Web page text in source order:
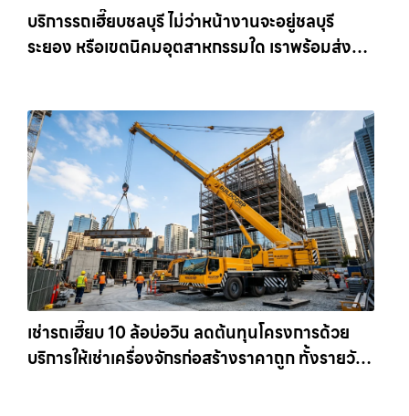
บริการรถเฮี๊ยบชลบุรี ไม่ว่าหน้างานจะอยู่ชลบุรี
ระยอง หรือเขตนิคมอุตสาหกรรมใด เราพร้อมส่งรถ
เช่ารถเฮี๊ยบ 10 ล้อบ่อวิน ลดต้นทุนโครงการด้วย
บริการให้เช่าเครื่องจักรก่อสร้างราคาถูก ทั้งรายวัน